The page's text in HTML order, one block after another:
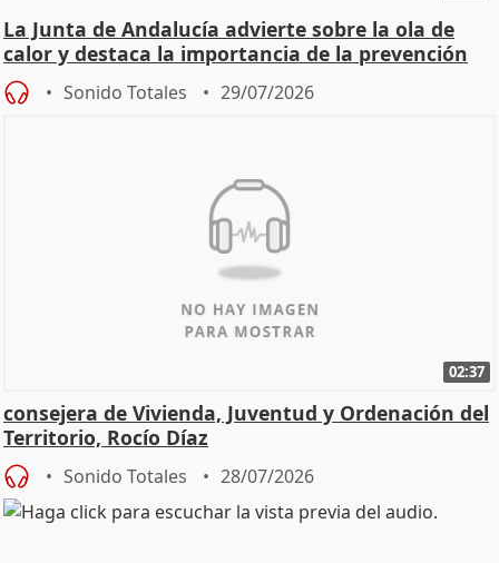
La Junta de Andalucía advierte sobre la ola de
calor y destaca la importancia de la prevención
Sonido Totales 29/07/2026
02:37
consejera de Vivienda, Juventud y Ordenación del
Territorio, Rocío Díaz
Sonido Totales 28/07/2026